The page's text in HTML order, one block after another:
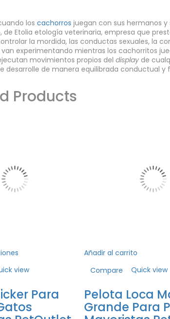
los cachorros juegan con sus hermanos
de Etolia etología veterinaria, empresa que
la mordida, las conductas sexuales, la
experimentando mientras los cachorritos
movimientos propios del display de
desarrolle de manera equilibrada conductual
Products
view
Para
Añadir al carrito
Compare
Quick view
Pelota Loca
Grande Para